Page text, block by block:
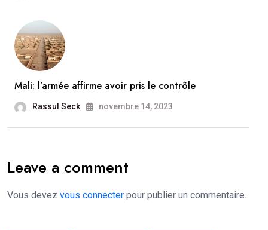
Mali: l’armée affirme avoir pris le contrôle
Rassul Seck novembre 14, 2023
Leave a comment
Vous devez vous connecter pour publier un commentaire.